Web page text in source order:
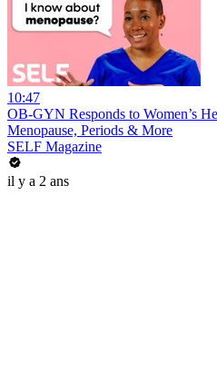
10:47
OB-GYN Responds to Women’s
Menopause, Periods & More
SELF Magazine
il y a 2 ans